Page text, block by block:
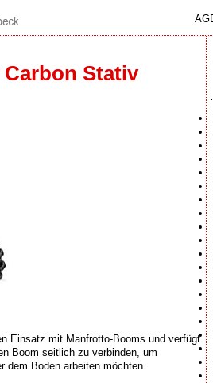
Stativ
Einsatz mit Manfrotto-Booms und verfügt
Boom seitlich zu verbinden, um
dem Boden arbeiten möchten.